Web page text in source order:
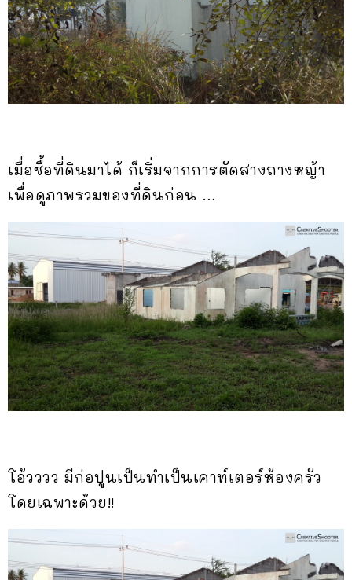
เมื่อซื้อที่ดินมาได้ ก็เริ่มจากการตัดสางถางหญ้า
เพื่อดูภาพรวมของที่ดินก่อน …
โอ้วววว มีก่อปูนเป็นทำเป็นเคาท์เตอร์ห้องครัว
โดยเฉพาะด้วย!!